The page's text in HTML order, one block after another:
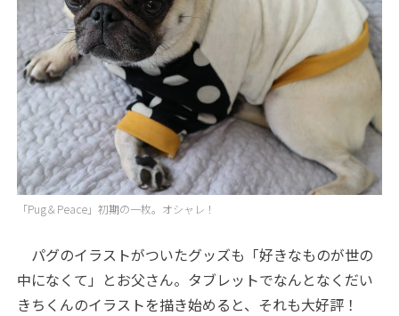
「Pug＆Peace」初期の一枚。オシャレ！
パグのイラストがついたグッズも「好きなものが世の
中になくて」とお父さん。タブレットでなんとなくだい
きちくんのイラストを描き始めると、それも大好評！